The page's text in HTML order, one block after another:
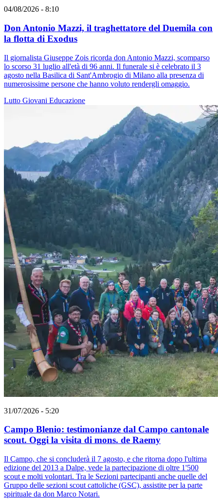
04/08/2026 - 8:10
Don Antonio Mazzi, il traghettatore del Duemila con
la flotta di Exodus
Il giornalista Giuseppe Zois ricorda don Antonio Mazzi, scomparso
lo scorso 31 luglio all'età di 96 anni. Il funerale si è celebrato il 3
agosto nella Basilica di Sant'Ambrogio di Milano alla presenza di
numerosissime persone che hanno voluto rendergli omaggio.
Lutto Giovani Educazione
31/07/2026 - 5:20
Campo Blenio: testimonianze dal Campo cantonale
scout. Oggi la visita di mons. de Raemy
Il Campo, che si concluderà il 7 agosto, e che ritorna dopo l'ultima
edizione del 2013 a Dalpe, vede la partecipazione di oltre 1'500
scout e molti volontari. Tra le Sezioni partecipanti anche quelle del
Gruppo delle sezioni scout cattoliche (GSC), assistite per la parte
spirituale da don Marco Notari.